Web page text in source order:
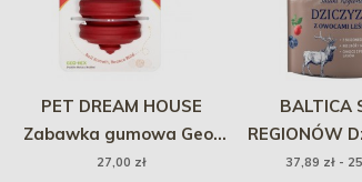
PET DREAM HOUSE
Zabawka gumowa Geo-
Hex - czerwona
27,00 zł
BALTICA
REGIONÓW
owocami
37,89 zł -